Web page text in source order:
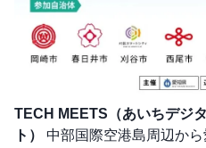
TECH MEETS（あいちデジ
ト）
中部国際空港島周辺か